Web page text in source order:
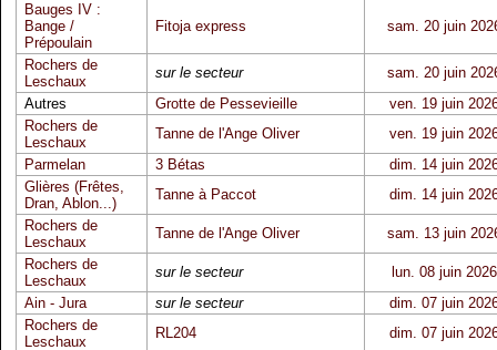
Bauges IV :
Bange /
Prépoulain
Fitoja express sam. 20 juin
Rochers de
Leschaux
sur le secteur
sam. 20 juin
Autres
Grotte de Pessevieille
ven. 19 juin
Rochers de
Leschaux
Tanne de l'Ange Oliver
ven. 19 juin
Parmelan
3 Bétas
dim. 14 juin
Glières (Frêtes,
Dran, Ablon...)
Tanne à Paccot
dim. 14 juin
Rochers de
Leschaux
Tanne de l'Ange Oliver
sam. 13 juin
Rochers de
Leschaux
sur le secteur
lun. 08 juin 2026
Ain - Jura
sur le secteur
dim. 07 juin
Rochers de
Leschaux
RL204
dim. 07 juin